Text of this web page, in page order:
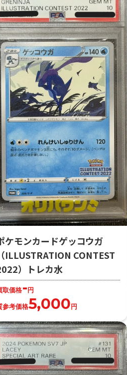
ケモンカードゲッコウガ
（ILLUSTRATION CONTEST
）トレカ水
取価格-円
参考価格5,000円